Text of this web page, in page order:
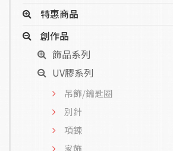
特惠商品
創作品
飾品系列
UV膠系列
吊飾/鑰匙圈
別針
項鍊
家飾